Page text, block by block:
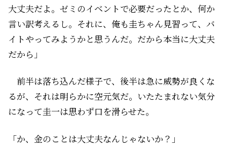
大丈夫だよ。ゼミのイベントで必要だったとか、何か
言い訳考えるし。それに、俺も圭ちゃん見習って、バ
イトやってみようかと思うんだ。だから本当に大丈夫
だから」
前半は落ち込んだ様子で、後半は急に威勢が良くな
るが、それは明らかに空元気だ。いたたまれない気分
になって圭一は思わず口を滑らせた。
「か、金のことは大丈夫なんじゃないか？」